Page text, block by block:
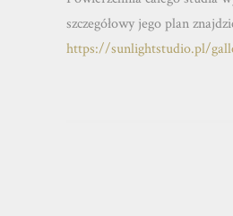
szczegółowy jego plan
https://sunlightstudio.pl/